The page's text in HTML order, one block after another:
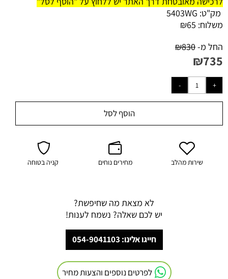
מק"ט: 5403WG
משלוח:
₪65
החל מ-
₪830
₪735
הוסף לסל
שירות מהלב מחירים נוחים קניה בטוחה
לא מצאת מה שחיפשת?
יש לכם שאלה? נשמח לענות!
חייגו אלינו: 054-9041103
לפרטים נוספים והצעות מחיר